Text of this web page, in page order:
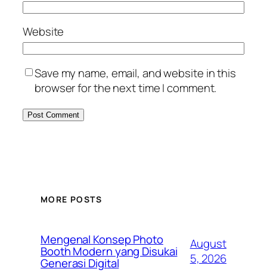
Website
Save my name, email, and website in this
browser for the next time I comment.
MORE POSTS
Mengenal Konsep Photo
Booth Modern yang Disukai
Generasi Digital
August
5, 2026